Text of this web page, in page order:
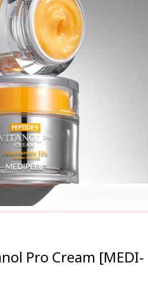
Pro Cream [MEDI-